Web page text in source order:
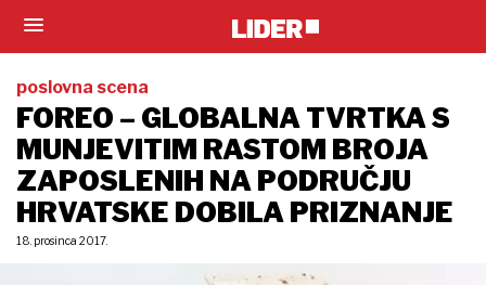
poslovna scena
FOREO – GLOBALNA TVRTKA S
MUNJEVITIM RASTOM BROJA
ZAPOSLENIH NA PODRUČJU
HRVATSKE DOBILA PRIZNANJE
18. prosinca 2017.